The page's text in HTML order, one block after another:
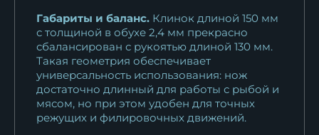
Габариты и баланс. Клинок длиной 150 мм
с толщиной в обухе 2,4 мм прекрасно
сбалансирован с рукоятью длиной 130 мм.
Такая геометрия обеспечивает
универсальность использования: нож
достаточно длинный для работы с рыбой и
мясом, но при этом удобен для точных
режущих и филировочных движений.